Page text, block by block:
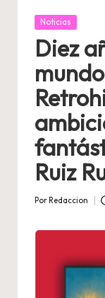
Publicada
Noticias
Diez
Ruiz
Por Redaccion